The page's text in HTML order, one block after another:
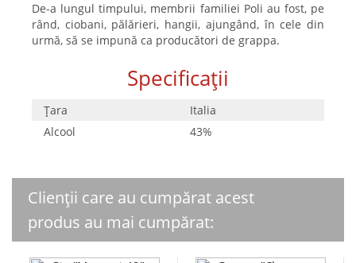
De-a lungul timpului, membrii familiei Poli au fost, pe
rând, ciobani, pălărieri, hangii, ajungând, în cele din
urmă, să se impună ca producători de grappa.
Specificații
Țara
Italia
Alcool
43%
Clienții care au cumpărat acest
produs au mai cumpărat: